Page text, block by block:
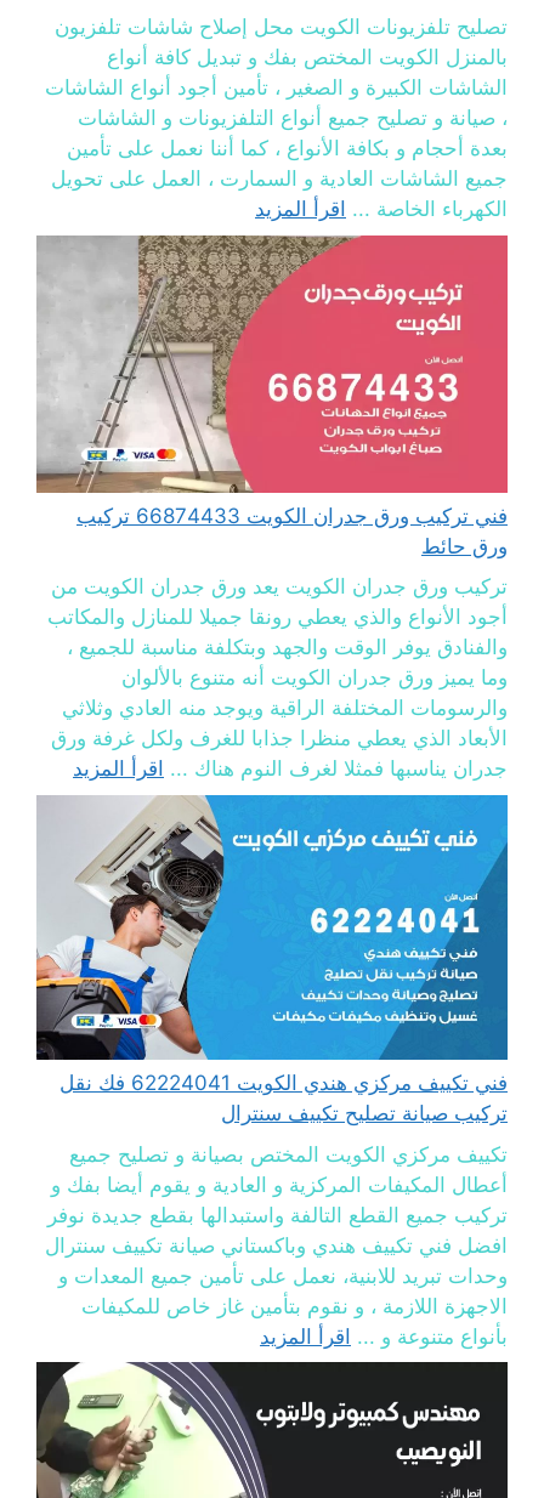
تصليح تلفزيونات الكويت محل إصلاح شاشات تلفزيون
بالمنزل الكويت المختص بفك و تبديل كافة أنواع
الشاشات الكبيرة و الصغير ، تأمين أجود أنواع الشاشات
، صيانة و تصليح جميع أنواع التلفزيونات و الشاشات
بعدة أحجام و بكافة الأنواع ، كما أننا نعمل على تأمين
جميع الشاشات العادية و السمارت ، العمل على تحويل
الكهرباء الخاصة ... اقرأ المزيد
فني تركيب ورق جدران الكويت 66874433 تركيب
ورق حائط
تركيب ورق جدران الكويت يعد ورق جدران الكويت من
أجود الأنواع والذي يعطي رونقا جميلا للمنازل والمكاتب
والفنادق يوفر الوقت والجهد وبتكلفة مناسبة للجميع ،
وما يميز ورق جدران الكويت أنه متنوع بالألوان
والرسومات المختلفة الراقية ويوجد منه العادي وثلاثي
الأبعاد الذي يعطي منظرا جذابا للغرف ولكل غرفة ورق
جدران يناسبها فمثلا لغرف النوم هناك ... اقرأ المزيد
فني تكييف مركزي هندي الكويت 62224041 فك نقل
تركيب صيانة تصليح تكييف سنترال
تكييف مركزي الكويت المختص بصيانة و تصليح جميع
أعطال المكيفات المركزية و العادية و يقوم أيضا بفك و
تركيب جميع القطع التالفة واستبدالها بقطع جديدة نوفر
افضل فني تكييف هندي وباكستاني صيانة تكييف سنترال
وحدات تبريد للابنية، نعمل على تأمين جميع المعدات و
الاجهزة اللازمة ، و نقوم بتأمين غاز خاص للمكيفات
بأنواع متنوعة و ... اقرأ المزيد